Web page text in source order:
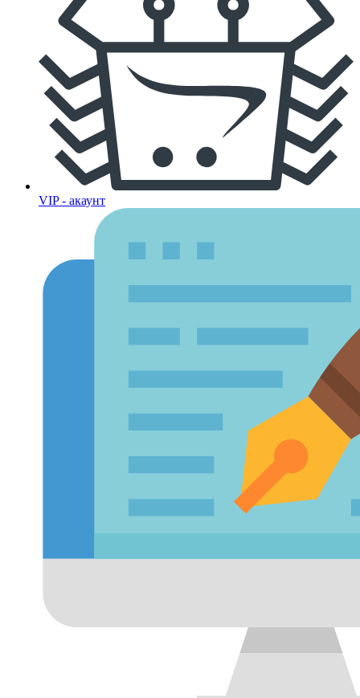
VIP - акаунт